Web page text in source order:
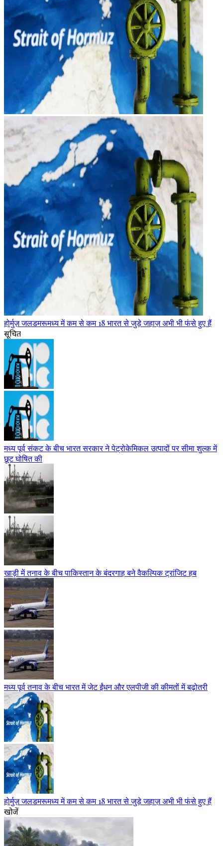
होर्मुज़ जलडमरूमध्य में कम से कम 18 भारत से जुड़े जहाज़ अभी भी फंसे हुए हैं
सूचित
मध्य पूर्व संकट के बीच भारत सरकार ने पेट्रोकेमिकल उत्पादों पर सीमा शुल्क में
छूट घोषित की
खाड़ी में तनाव के बीच पाकिस्तान के बंदरगाह बने वैकल्पिक ट्रांजिट हब
मध्य पूर्व तनाव के बीच भारत में जेट ईंधन और एलपीजी की कीमतों में बढ़ोतरी
होर्मुज़ जलडमरूमध्य में कम से कम 18 भारत से जुड़े जहाज़ अभी भी फंसे हुए हैं
खोजें